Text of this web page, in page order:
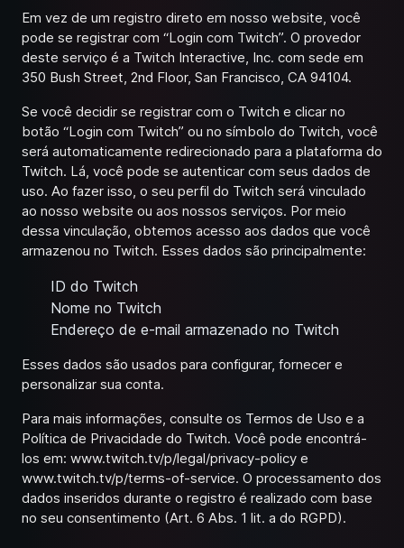
Em vez de um registro direto em nosso website, você
pode se registrar com “Login com Twitch”. O provedor
deste serviço é a Twitch Interactive, Inc. com sede em
350 Bush Street, 2nd Floor, San Francisco, CA 94104.
Se você decidir se registrar com o Twitch e clicar no
botão “Login com Twitch” ou no símbolo do Twitch, você
será automaticamente redirecionado para a plataforma do
Twitch. Lá, você pode se autenticar com seus dados de
uso. Ao fazer isso, o seu perfil do Twitch será vinculado
ao nosso website ou aos nossos serviços. Por meio
dessa vinculação, obtemos acesso aos dados que você
armazenou no Twitch. Esses dados são principalmente:
ID do Twitch
Nome no Twitch
Endereço de e-mail armazenado no Twitch
Esses dados são usados para configurar, fornecer e
personalizar sua conta.
Para mais informações, consulte os Termos de Uso e a
Política de Privacidade do Twitch. Você pode encontrá-
los em: www.twitch.tv/p/legal/privacy-policy e
www.twitch.tv/p/terms-of-service. O processamento dos
dados inseridos durante o registro é realizado com base
no seu consentimento (Art. 6 Abs. 1 lit. a do RGPD).